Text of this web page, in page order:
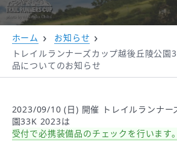
ホーム
お知らせ
トレイルランナーズカップ越後丘陵公
品についてのお知らせ
2023/09/10 (日) 開催 トレイルランナー
園33K 2023は
受付で必携装備品のチェックを行います。